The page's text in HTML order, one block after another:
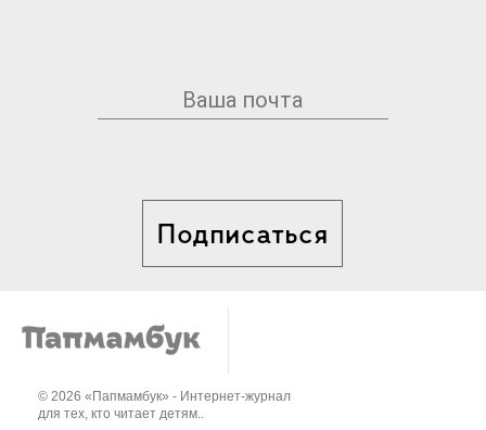
Подписаться
© 2026 «Папмамбук» - Интернет-журнал
для тех, кто читает детям..